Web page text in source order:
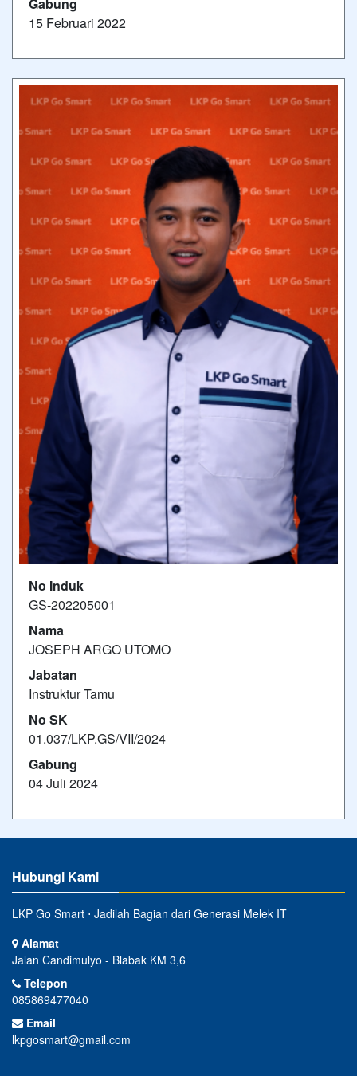
15 Februari 2022
No Induk
GS-202205001
Nama
JOSEPH ARGO UTOMO
Jabatan
Instruktur Tamu
No SK
01.037/LKP.GS/VII/2024
Gabung
04 Juli 2024
Hubungi Kami
LKP Go Smart ⋅ Jadilah Bagian dari Generasi Melek IT
Alamat
Jalan Candimulyo - Blabak KM 3,6
Telepon
085869477040
Email
lkpgosmart@gmail.com